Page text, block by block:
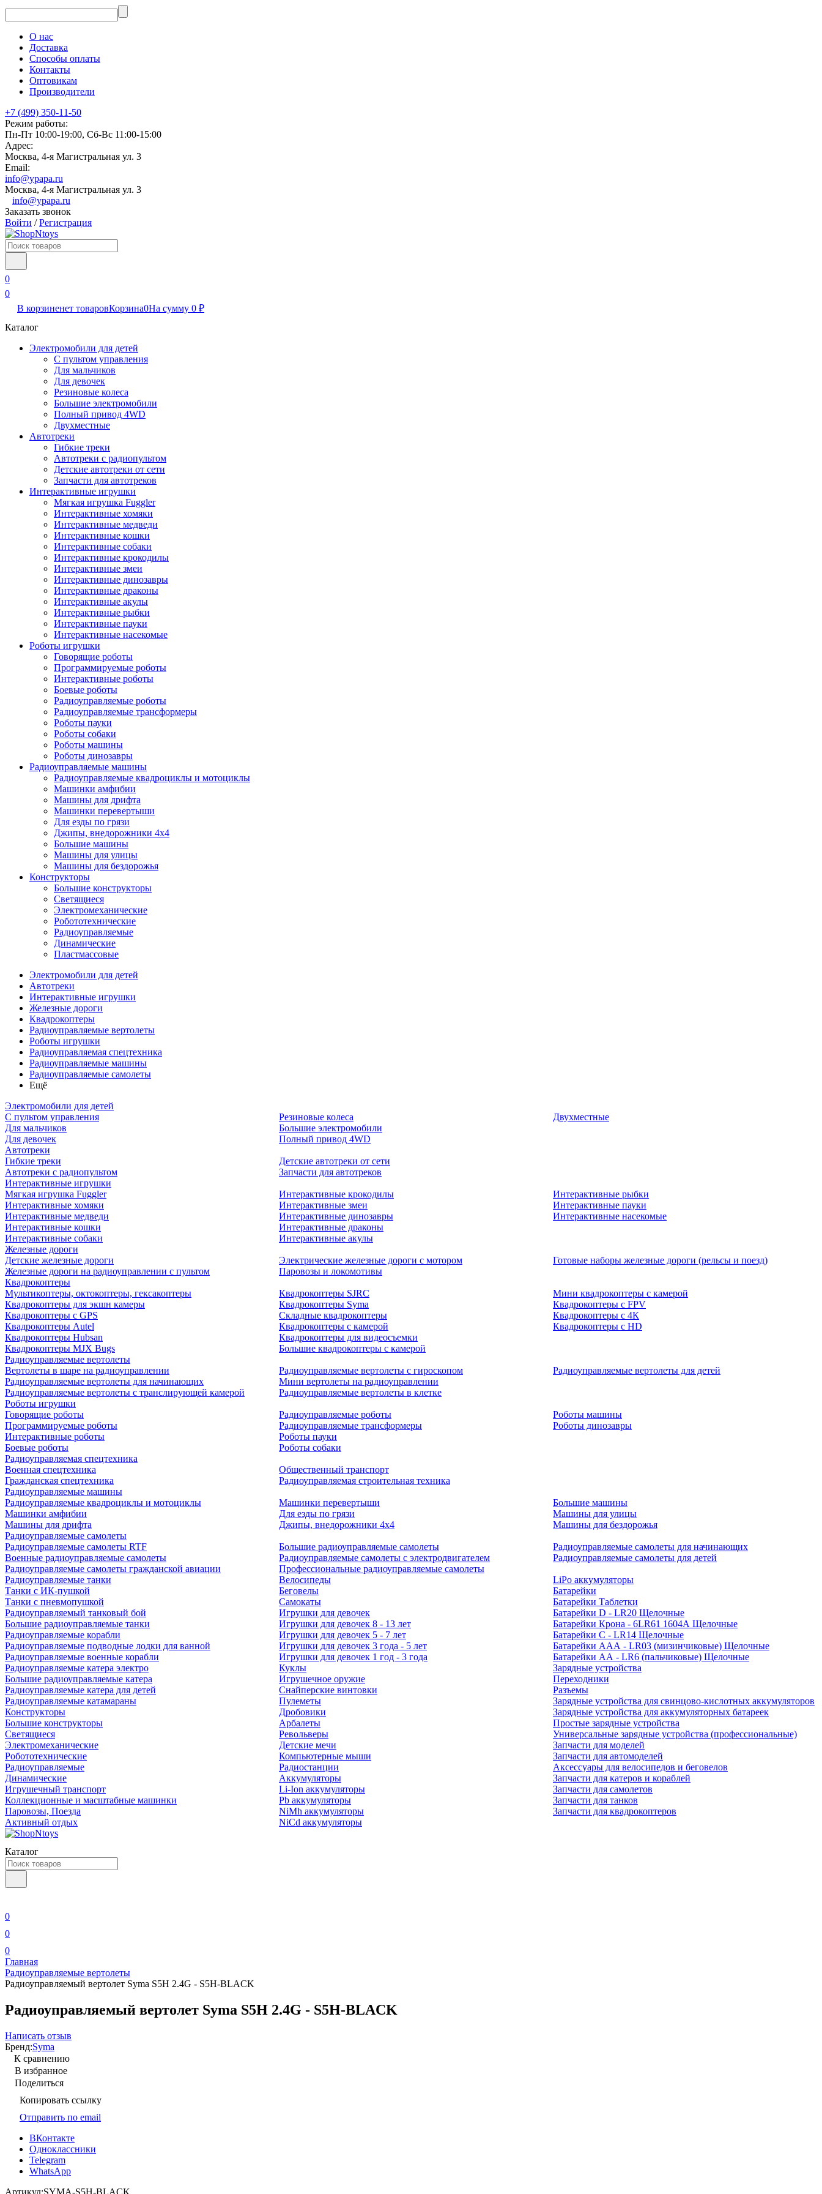
О нас
Доставка
Способы оплаты
Контакты
Оптовикам
Производители
+7 (499) 350-11-50
Режим работы:
Пн-Пт 10:00-19:00, Сб-Вс 11:00-15:00
Адрес:
Москва, 4-я Магистральная ул. 3
Email:
info@ypapa.ru
Москва, 4-я Магистральная ул. 3
info@ypapa.ru
Заказать звонок
Войти /Регистрация
0
0
В корзиненет товаровКорзина0На сумму 0 ₽
Каталог
Электромобили для детей
С пультом управления
Для мальчиков
Для девочек
Резиновые колеса
Большие электромобили
Полный привод 4WD
Двухместные
Автотреки
Гибкие треки
Автотреки с радиопультом
Детские автотреки от сети
Запчасти для автотреков
Интерактивные игрушки
Мягкая игрушка Fuggler
Интерактивные хомяки
Интерактивные медведи
Интерактивные кошки
Интерактивные собаки
Интерактивные крокодилы
Интерактивные змеи
Интерактивные динозавры
Интерактивные драконы
Интерактивные акулы
Интерактивные рыбки
Интерактивные пауки
Интерактивные насекомые
Роботы игрушки
Говорящие роботы
Программируемые роботы
Интерактивные роботы
Боевые роботы
Радиоуправляемые роботы
Радиоуправляемые трансформеры
Роботы пауки
Роботы собаки
Роботы машины
Роботы динозавры
Радиоуправляемые машины
Радиоуправляемые квадроциклы и мотоциклы
Машинки амфибии
Машины для дрифта
Машинки перевертыши
Для езды по грязи
Джипы, внедорожники 4x4
Большие машины
Машины для улицы
Машины для бездорожья
Конструкторы
Большие конструкторы
Светящиеся
Электромеханические
Робототехнические
Радиоуправляемые
Динамические
Пластмассовые
Электромобили для детей
Автотреки
Интерактивные игрушки
Железные дороги
Квадрокоптеры
Радиоуправляемые вертолеты
Роботы игрушки
Радиоуправляемая спецтехника
Радиоуправляемые машины
Радиоуправляемые самолеты
Ещё
Электромобили для детей
С пультом управления
Для мальчиков
Для девочек
Резиновые колеса
Большие электромобили
Полный привод 4WD
Двухместные
Автотреки
Гибкие треки
Автотреки с радиопультом
Детские автотреки от сети
Запчасти для автотреков
Интерактивные игрушки
Мягкая игрушка Fuggler
Интерактивные хомяки
Интерактивные медведи
Интерактивные кошки
Интерактивные собаки
Интерактивные крокодилы
Интерактивные змеи
Интерактивные динозавры
Интерактивные драконы
Интерактивные акулы
Интерактивные рыбки
Интерактивные пауки
Интерактивные насекомые
Железные дороги
Детские железные дороги
Железные дороги на радиоуправлении с пультом
Электрические железные дороги с мотором
Паровозы и локомотивы
Готовые наборы железные дороги (рельсы и поезд)
Квадрокоптеры
Мультикоптеры, октокоптеры, гексакоптеры
Квадрокоптеры для экшн камеры
Квадрокоптеры с GPS
Квадрокоптеры Autel
Квадрокоптеры Hubsan
Квадрокоптеры MJX Bugs
Квадрокоптеры SJRC
Квадрокоптеры Syma
Складные квадрокоптеры
Квадрокоптеры с камерой
Квадрокоптеры для видеосъемки
Большие квадрокоптеры с камерой
Мини квадрокоптеры с камерой
Квадрокоптеры с FPV
Квадрокоптеры с 4К
Квадрокоптеры с HD
Радиоуправляемые вертолеты
Вертолеты в шаре на радиоуправлении
Радиоуправляемые вертолеты для начинающих
Радиоуправляемые вертолеты с транслирующей камерой
Радиоуправляемые вертолеты с гироскопом
Мини вертолеты на радиоуправлении
Радиоуправляемые вертолеты в клетке
Радиоуправляемые вертолеты для детей
Роботы игрушки
Говорящие роботы
Программируемые роботы
Интерактивные роботы
Боевые роботы
Радиоуправляемые роботы
Радиоуправляемые трансформеры
Роботы пауки
Роботы собаки
Роботы машины
Роботы динозавры
Радиоуправляемая спецтехника
Военная спецтехника
Гражданская спецтехника
Общественный транспорт
Радиоуправляемая строительная техника
Радиоуправляемые машины
Радиоуправляемые квадроциклы и мотоциклы
Машинки амфибии
Машины для дрифта
Машинки перевертыши
Для езды по грязи
Джипы, внедорожники 4x4
Большие машины
Машины для улицы
Машины для бездорожья
Радиоуправляемые самолеты
Радиоуправляемые самолеты RTF
Военные радиоуправляемые самолеты
Радиоуправляемые самолеты гражданской авиации
Большие радиоуправляемые самолеты
Радиоуправляемые самолеты с электродвигателем
Профессиональные радиоуправляемые самолеты
Радиоуправляемые самолеты для начинающих
Радиоуправляемые самолеты для детей
Радиоуправляемые танки
Танки с ИК-пушкой
Танки с пневмопушкой
Радиоуправляемый танковый бой
Большие радиоуправляемые танки
Радиоуправляемые корабли
Радиоуправляемые подводные лодки для ванной
Радиоуправляемые военные корабли
Радиоуправляемые катера электро
Большие радиоуправляемые катера
Радиоуправляемые катера для детей
Радиоуправляемые катамараны
Конструкторы
Большие конструкторы
Светящиеся
Электромеханические
Робототехнические
Радиоуправляемые
Динамические
Игрушечный транспорт
Коллекционные и масштабные машинки
Паровозы, Поезда
Активный отдых
Велосипеды
Беговелы
Самокаты
Игрушки для девочек
Игрушки для девочек 8 - 13 лет
Игрушки для девочек 5 - 7 лет
Игрушки для девочек 3 года - 5 лет
Игрушки для девочек 1 год - 3 года
Куклы
Игрушечное оружие
Снайперские винтовки
Пулеметы
Дробовики
Арбалеты
Револьверы
Детские мечи
Компьютерные мыши
Радиостанции
Аккумуляторы
Li-Ion аккумуляторы
Pb аккумуляторы
NiMh аккумуляторы
NiCd аккумуляторы
LiPo аккумуляторы
Батарейки
Батарейки Таблетки
Батарейки D - LR20 Щелочные
Батарейки Крона - 6LR61 1604A Щелочные
Батарейки C - LR14 Щелочные
Батарейки AAA - LR03 (мизинчиковые) Щелочные
Батарейки AA - LR6 (пальчиковые) Щелочные
Зарядные устройства
Переходники
Разъемы
Зарядные устройства для свинцово-кислотных аккумуляторов
Зарядные устройства для аккумуляторных батареек
Простые зарядные устройства
Универсальные зарядные устройства (профессиональные)
Запчасти для моделей
Запчасти для автомоделей
Аксессуары для велосипедов и беговелов
Запчасти для катеров и кораблей
Запчасти для самолетов
Запчасти для танков
Запчасти для квадрокоптеров
Каталог
0
0
0
Главная
Радиоуправляемые вертолеты
Радиоуправляемый вертолет Syma S5H 2.4G - S5H-BLACK
Радиоуправляемый вертолет Syma S5H 2.4G - S5H-BLACK
Написать отзыв
Бренд:Syma
К сравнению
В избранное
Поделиться
Копировать ссылку
Отправить по email
ВКонтакте
Одноклассники
Telegram
WhatsApp
Артикул:SYMA-S5H-BLACK